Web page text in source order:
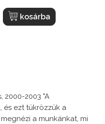
kosárba
2000-2003 "A
és ezt tükrözzük a
a munkánkat, mi